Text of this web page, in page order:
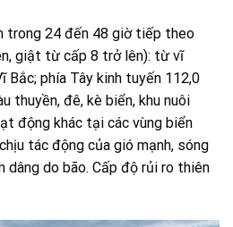
trong 24 đến 48 giờ tiếp theo
giật từ cấp 8 trở lên): từ vĩ
Bắc; phía Tây kinh tuyến 112,0
thuyền, đê, kè biển, khu nuôi
động khác tại các vùng biển
tác động của gió mạnh, sóng
dâng do bão. Cấp độ rủi ro thiên